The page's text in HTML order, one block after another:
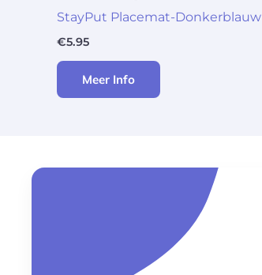
StayPut Placemat-Donkerblauw
€5.95
Meer Info